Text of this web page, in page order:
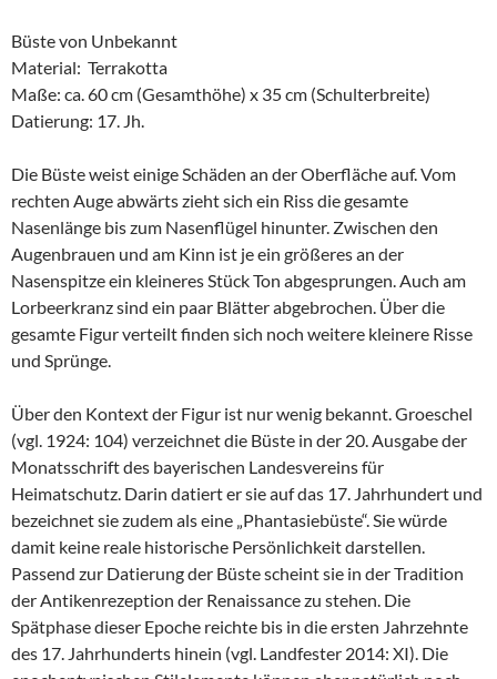
Büste von Unbekannt
Material: Terrakotta
Maße: ca. 60 cm (Gesamthöhe) x 35 cm (Schulterbreite)
Datierung: 17. Jh.
Die Büste weist einige Schäden an der Oberfläche auf. Vom
rechten Auge abwärts zieht sich ein Riss die gesamte
Nasenlänge bis zum Nasenflügel hinunter. Zwischen den
Augenbrauen und am Kinn ist je ein größeres an der
Nasenspitze ein kleineres Stück Ton abgesprungen. Auch am
Lorbeerkranz sind ein paar Blätter abgebrochen. Über die
gesamte Figur verteilt finden sich noch weitere kleinere Risse
und Sprünge.
Über den Kontext der Figur ist nur wenig bekannt. Groeschel
(vgl. 1924: 104) verzeichnet die Büste in der 20. Ausgabe der
Monatsschrift des bayerischen Landesvereins für
Heimatschutz. Darin datiert er sie auf das 17. Jahrhundert und
bezeichnet sie zudem als eine „Phantasiebüste“. Sie würde
damit keine reale historische Persönlichkeit darstellen.
Passend zur Datierung der Büste scheint sie in der Tradition
der Antikenrezeption der Renaissance zu stehen. Die
Spätphase dieser Epoche reichte bis in die ersten Jahrzehnte
des 17. Jahrhunderts hinein (vgl. Landfester 2014: XI). Die